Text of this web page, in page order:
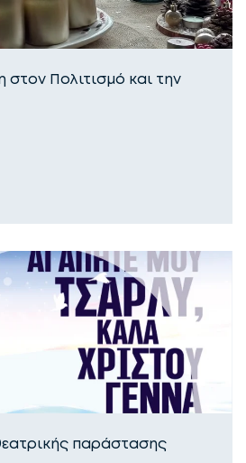
Πολιτισμό και την
παράστασης